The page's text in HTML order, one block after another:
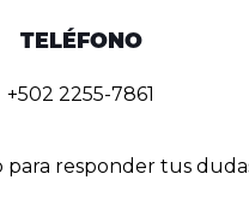
TELÉFONO
+502 2255-7861
responder tus